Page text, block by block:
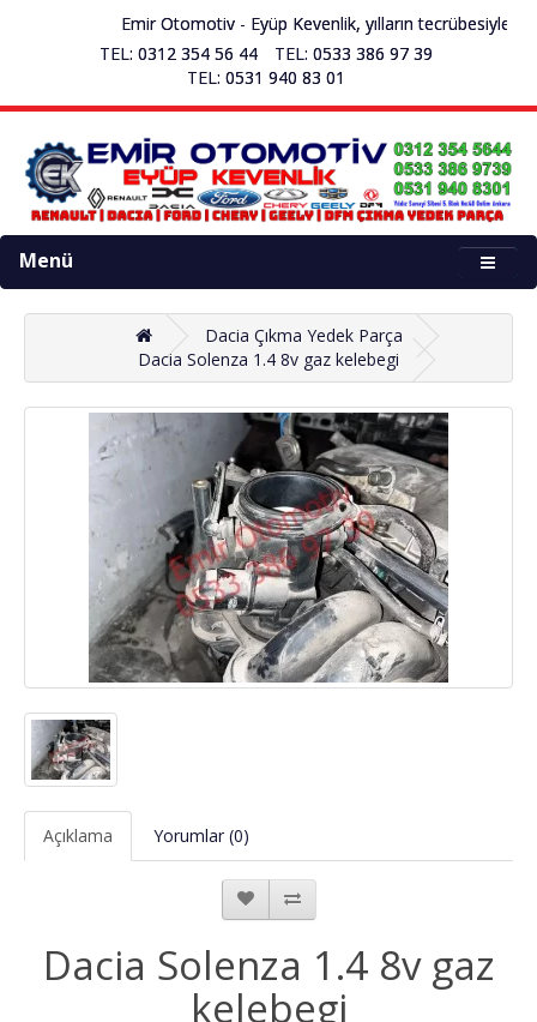
Emir Otomotiv - Eyüp Kevenlik, yılların tecrübesiyle
TEL: 0312 354 56 44
TEL: 0533 386 97 39
TEL: 0531 940 83 01
Menü
Dacia Çıkma Yedek Parça
Dacia Solenza 1.4 8v gaz kelebegi
Açıklama Yorumlar (0)
Dacia Solenza 1.4 8v gaz
kelebegi